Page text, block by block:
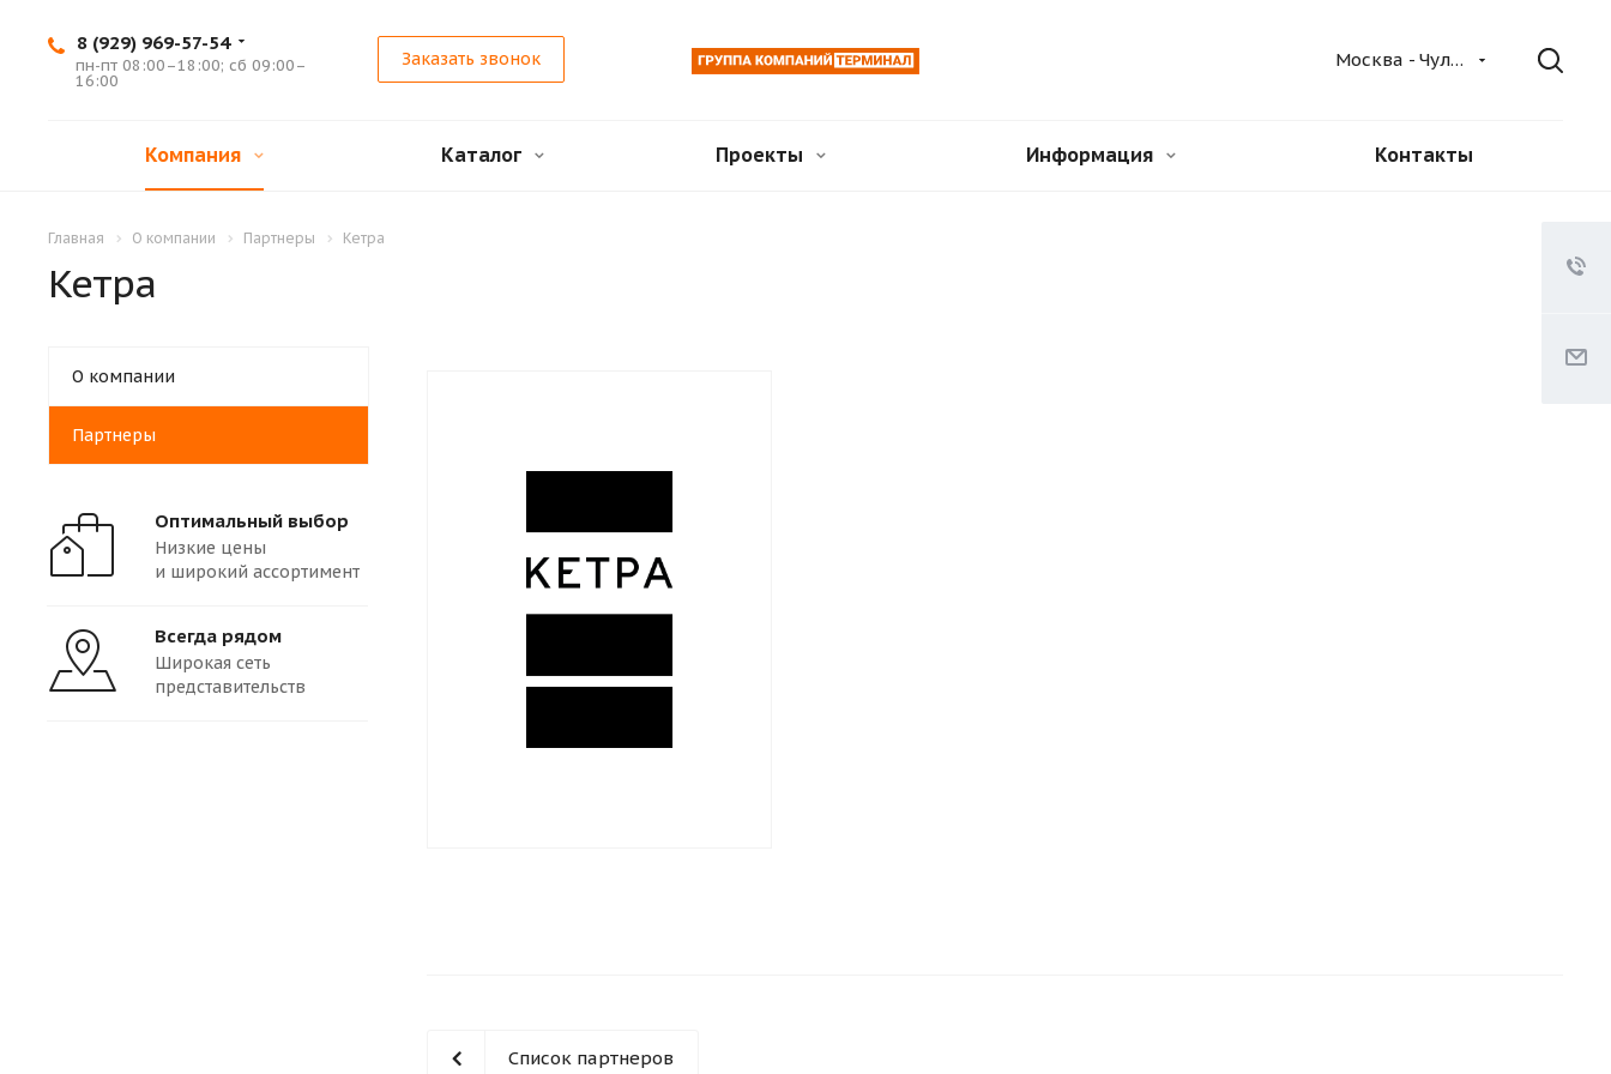
8 (929) 969-57-54
пн-пт 08:00–18:00; сб 09:00–
16:00
Заказать звонок Москва - Чулково
Компания Каталог Проекты Информация Контакты
Главная О компании Партнеры Кетра
Кетра
Список партнеров
О компании
Партнеры
Оптимальный выбор
Низкие цены
и широкий ассортимент
Всегда рядом
Широкая сеть
представительств